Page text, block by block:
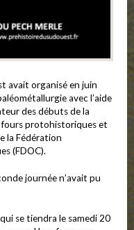
avait organisé en juin
avec l’aide
des débuts de la
fours protohistoriques et
la Fédération
(FDOC).
journée n’avait pu
se tiendra le samedi 20